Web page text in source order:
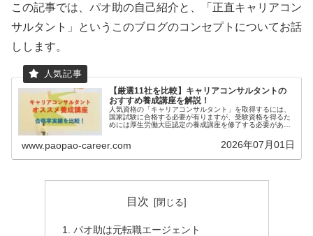
この記事では、パオ助の自己紹介と、「正直キャリアコン
サルタント」というこのブログのコンセプトについてお話
しします。
【厳選11社を比較】キャリアコンサルタントの
おすすめ養成講座を解説！
人気資格の「キャリアコンサルタント」を取得するには、
国家試験に合格する必要が有りますが、受験資格を得るた
めには厚生労働大臣認定の養成講座を修了する必要があり
事では、わたしが特におすすめする...
www.paopao-career.com 2026年07月01日
目次
パオ助は元転職エージェント